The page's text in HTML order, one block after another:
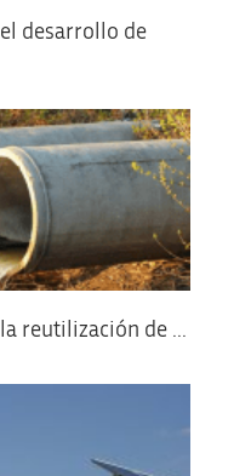
desarrollo de
reutilización de ...